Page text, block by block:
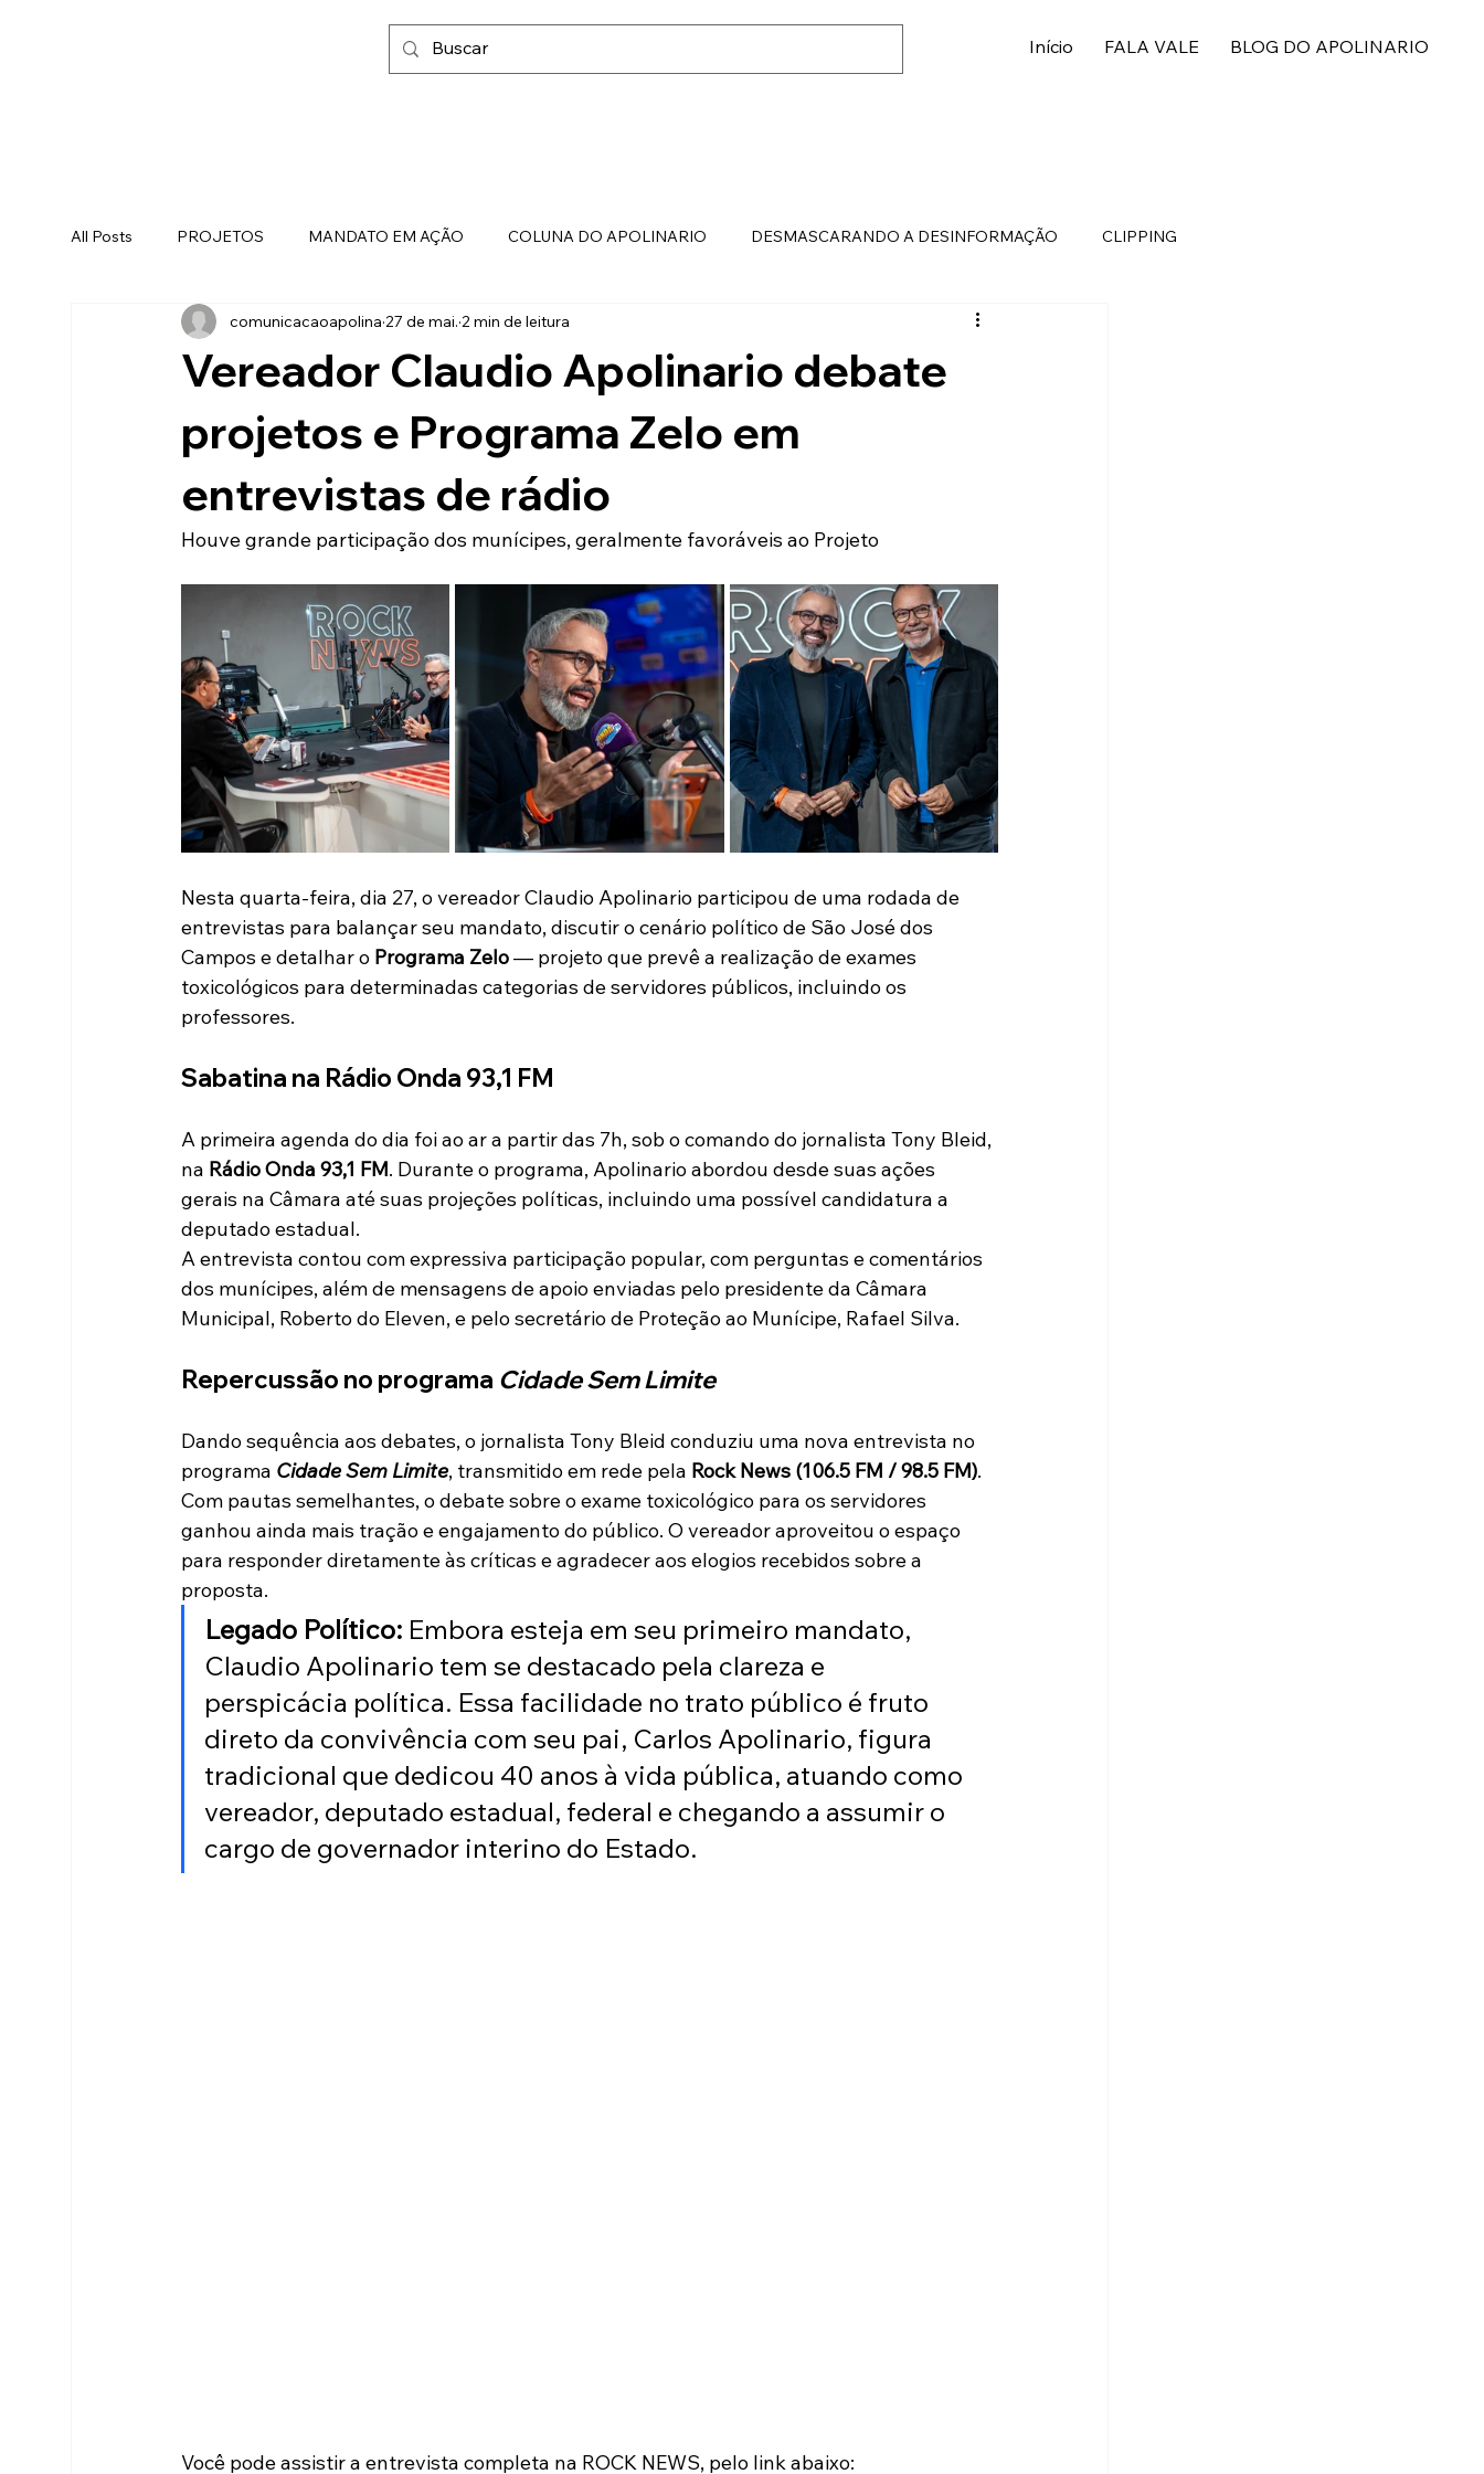
Início FALA VALE BLOG DO APOLINARIO
All Posts PROJETOS MANDATO EM AÇÃO COLUNA DO APOLINARIO DESMASCARANDO A DESINFORMAÇÃO CLIPPING
FAMÍLIA, FÉ E LIBERDADE
Vereador Claudio Apolinario debate
projetos e Programa Zelo em
entrevistas de rádio
comunicacaoapolina 27 de mai. 2 min de leitura
Houve grande participação dos munícipes, geralmente favoráveis ao Projeto
Nesta quarta-feira, dia 27, o vereador Claudio Apolinario participou de uma rodada de
entrevistas para balançar seu mandato, discutir o cenário político de São José dos
Campos e detalhar o Programa Zelo — projeto que prevê a realização de exames
toxicológicos para determinadas categorias de servidores públicos, incluindo os
professores.
Sabatina na Rádio Onda 93,1 FM
A primeira agenda do dia foi ao ar a partir das 7h, sob o comando do jornalista Tony Bleid,
na Rádio Onda 93,1 FM. Durante o programa, Apolinario abordou desde suas ações
gerais na Câmara até suas projeções políticas, incluindo uma possível candidatura a
deputado estadual.
A entrevista contou com expressiva participação popular, com perguntas e comentários
dos munícipes, além de mensagens de apoio enviadas pelo presidente da Câmara
Municipal, Roberto do Eleven, e pelo secretário de Proteção ao Munícipe, Rafael Silva.
Repercussão no programa Cidade Sem Limite
Dando sequência aos debates, o jornalista Tony Bleid conduziu uma nova entrevista no
programa Cidade Sem Limite, transmitido em rede pela Rock News (106.5 FM / 98.5 FM).
Com pautas semelhantes, o debate sobre o exame toxicológico para os servidores
ganhou ainda mais tração e engajamento do público. O vereador aproveitou o espaço
para responder diretamente às críticas e agradecer aos elogios recebidos sobre a
proposta.
Legado Político: Embora esteja em seu primeiro mandato,
Claudio Apolinario tem se destacado pela clareza e
perspicácia política. Essa facilidade no trato público é fruto
direto da convivência com seu pai, Carlos Apolinario, figura
tradicional que dedicou 40 anos à vida pública, atuando como
vereador, deputado estadual, federal e chegando a assumir o
cargo de governador interino do Estado.
Você pode assistir a entrevista completa na ROCK NEWS, pelo link abaixo: